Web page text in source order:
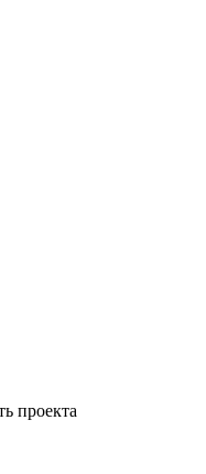
проекта